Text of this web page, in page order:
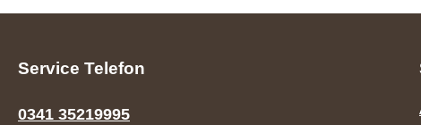
Service Telefon
0341 35219995